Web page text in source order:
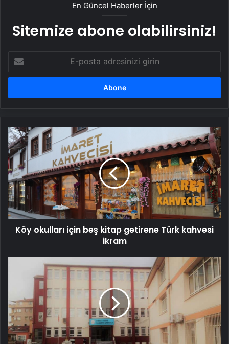
En Güncel Haberler İçin
Sitemize abone olabilirsiniz!
posta
adresinizi
Köy
okulları
için
beş
kitap
getirene
Türk
kahvesi
ikram
Köy okulları için beş kitap getirene Türk kahvesi
ikram
Ataşehir'deki
İlkokulu
hakkında
açıklama